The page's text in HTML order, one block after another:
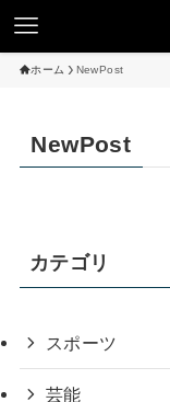
ホーム NewPost
NewPost
カテゴリ
スポーツ
芸能